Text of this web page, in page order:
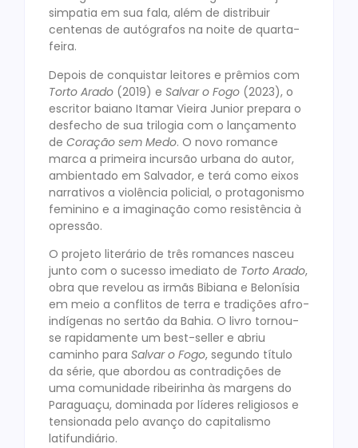
simpatia em sua fala, além de distribuir
centenas de autógrafos na noite de quarta-
feira.
Depois de conquistar leitores e prêmios com
Torto Arado (2019) e Salvar o Fogo (2023), o
escritor baiano Itamar Vieira Junior prepara o
desfecho de sua trilogia com o lançamento
de Coração sem Medo. O novo romance
marca a primeira incursão urbana do autor,
ambientado em Salvador, e terá como eixos
narrativos a violência policial, o protagonismo
feminino e a imaginação como resistência à
opressão.
O projeto literário de três romances nasceu
junto com o sucesso imediato de Torto Arado,
obra que revelou as irmãs Bibiana e Belonísia
em meio a conflitos de terra e tradições afro-
indígenas no sertão da Bahia. O livro tornou-
se rapidamente um best-seller e abriu
caminho para Salvar o Fogo, segundo título
da série, que abordou as contradições de
uma comunidade ribeirinha às margens do
Paraguaçu, dominada por líderes religiosos e
tensionada pelo avanço do capitalismo
latifundiário.